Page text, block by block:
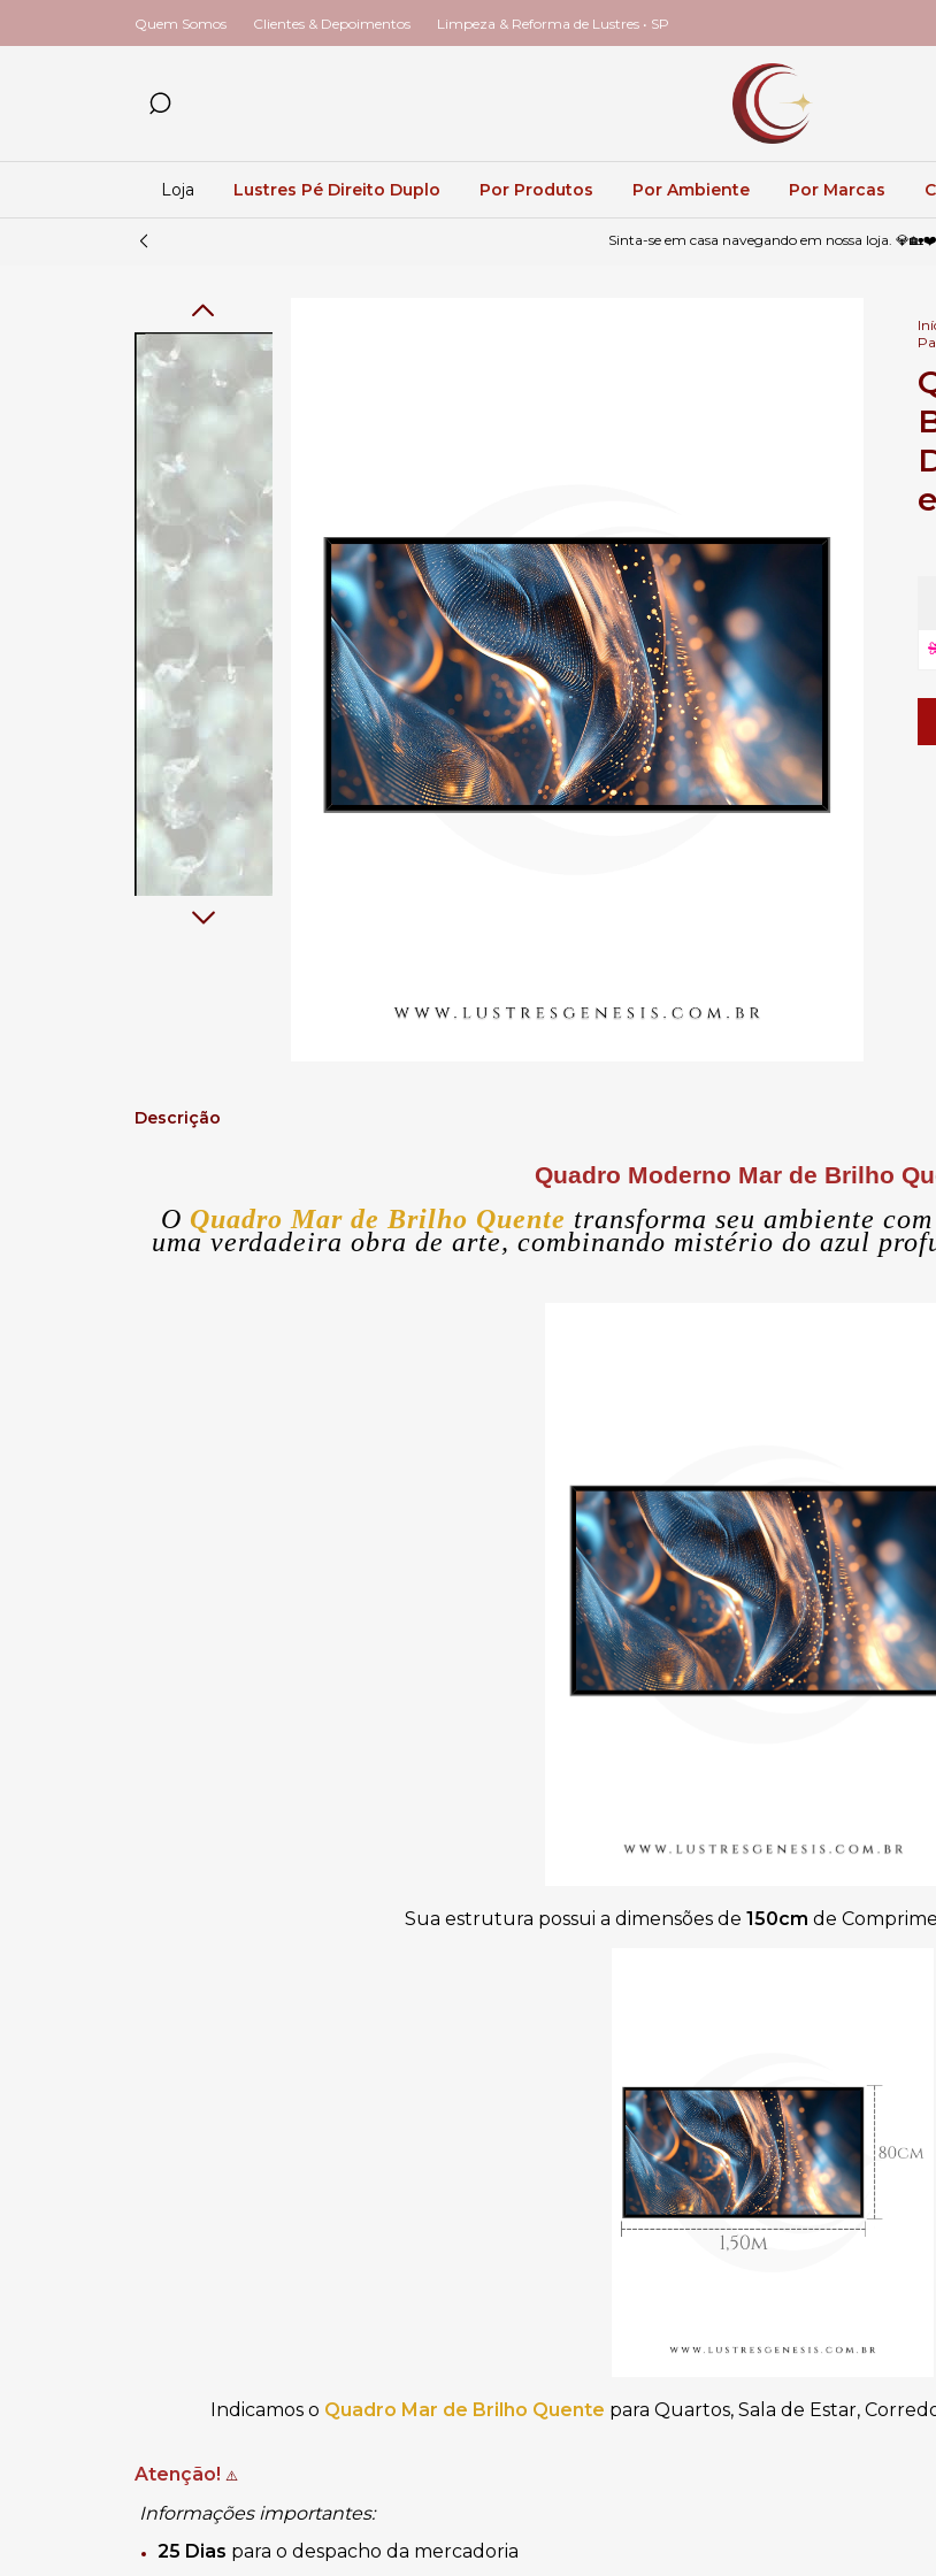
Quem Somos Clientes & Depoimentos Limpeza & Reforma de Lustres • SP
Loja Lustres Pé Direito Duplo Por Produtos Por Ambiente Por Marcas
Sinta-se em casa navegando em nossa loja. 💎🏡❤️
Descrição
Quadro Moderno Mar de Brilho
O Quadro Mar de Brilho Quente transforma seu ambiente
uma verdadeira obra de arte, combinando mistério do azul
Sua estrutura possui a dimensões de 150cm de
Indicamos o Quadro Mar de Brilho Quente para Quartos, Sala de Estar,
Atenção! ⚠️
Informações importantes:
25 Dias para o despacho da mercadoria